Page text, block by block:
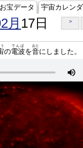
お宝データ 宇宙カレン
月 17日 >
の電波
でんぱ
を音
おと
にしました。